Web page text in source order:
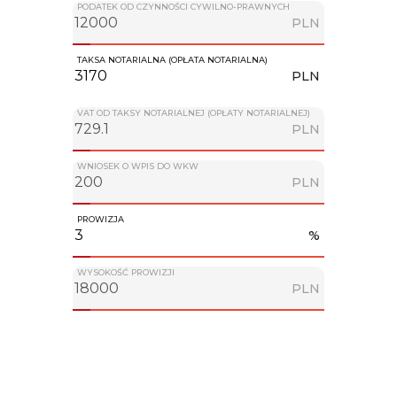
PODATEK OD CZYNNOŚCI CYWILNO-PRAWNYCH
PLN
TAKSA NOTARIALNA (OPŁATA NOTARIALNA)
PLN
VAT OD TAKSY NOTARIALNEJ (OPŁATY NOTARIALNEJ)
PLN
WNIOSEK O WPIS DO WKW
PLN
PROWIZJA
%
WYSOKOŚĆ PROWIZJI
PLN